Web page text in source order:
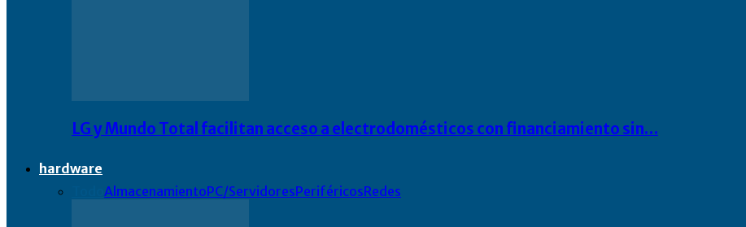
LG y Mundo Total facilitan acceso a electrodomésticos con financiamiento sin…
hardware
AlmacenamientoPC/ServidoresPeriféricosRedes